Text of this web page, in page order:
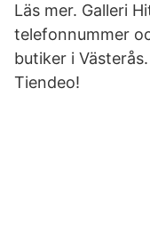
Läs mer. Galleri
telefonnummer
butiker i
Tiendeo!